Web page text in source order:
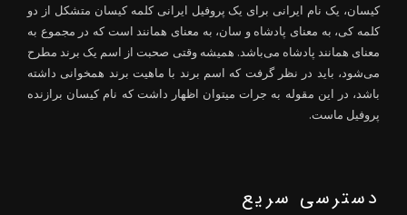
کیسان، یک نام ایرانی برای یک پروفیل ایرانی کلمه کیسان متشکل از دو
کلمه کی، به معنای پادشاه و سان، به معنای همانند است که در مجموع به
معنای همانند پادشاه می‌باشد. همیشه وقتی صحبت از اسم یک برند مطرح
می‌شود، باید در نظر گرفت که اسم برند با ماهیت برند همخوانی داشته
باشد، در این مقوله به جرات میتوان اظهار داشت که نام کیسان برازنده
پروفیل ماست.
دسترسی سریع